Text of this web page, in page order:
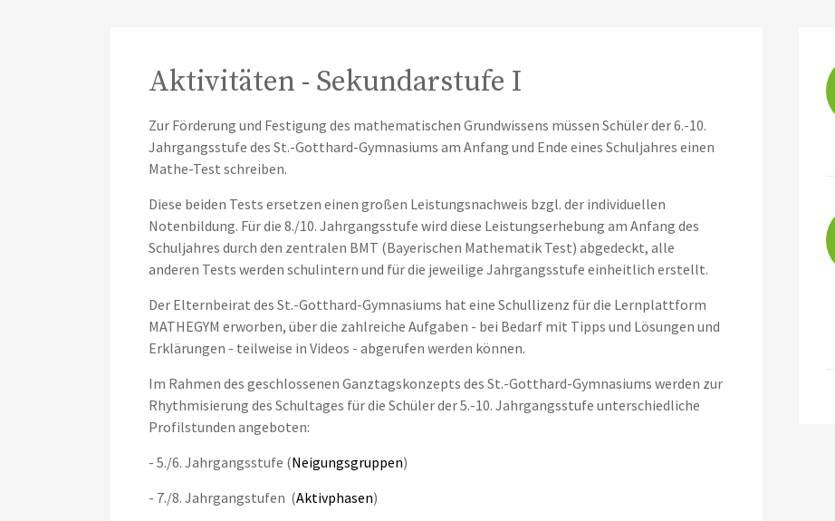
Aktivitäten - Sekundarstufe I
Zur Förderung und Festigung des mathematischen Grundwissens müssen Schüler der 6.-10.
Jahrgangsstufe des St.-Gotthard-Gymnasiums am Anfang und Ende eines Schuljahres einen
Mathe-Test schreiben.
Diese beiden Tests ersetzen einen großen Leistungsnachweis bzgl. der individuellen
Notenbildung. Für die 8./10. Jahrgangsstufe wird diese Leistungserhebung am Anfang des
Schuljahres durch den zentralen BMT (Bayerischen Mathematik Test) abgedeckt, alle
anderen Tests werden schulintern und für die jeweilige Jahrgangsstufe einheitlich erstellt.
Der Elternbeirat des St.-Gotthard-Gymnasiums hat eine Schullizenz für die Lernplattform
MATHEGYM erworben, über die zahlreiche Aufgaben - bei Bedarf mit Tipps und Lösungen und
Erklärungen - teilweise in Videos - abgerufen werden können.
Im Rahmen des geschlossenen Ganztagskonzepts des St.-Gotthard-Gymnasiums werden zur
Rhythmisierung des Schultages für die Schüler der 5.-10. Jahrgangsstufe unterschiedliche
Profilstunden angeboten:
- 5./6. Jahrgangsstufe (Neigungsgruppen)
- 7./8. Jahrgangstufen (Aktivphasen)